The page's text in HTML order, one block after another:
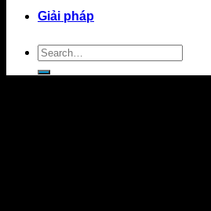
Giải pháp
Search
for: